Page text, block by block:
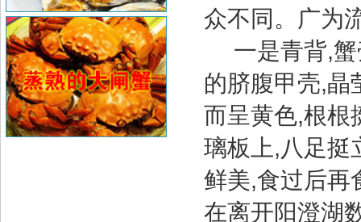
众不同。广为
一是青背,蟹
的脐腹甲壳,晶
而呈黄色,根根
璃板上,八足挺
鲜美,食过后再
在离开阳澄湖